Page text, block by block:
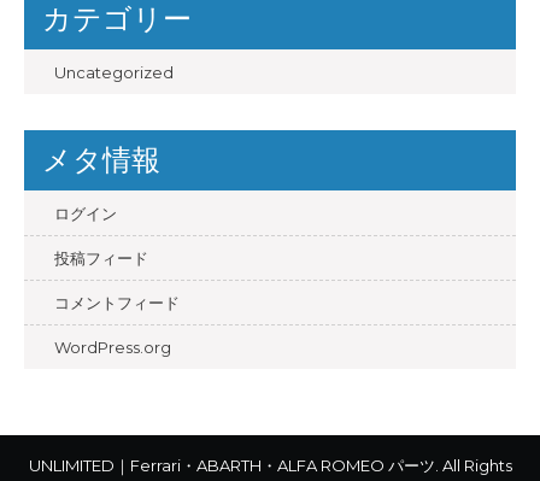
カテゴリー
Uncategorized
メタ情報
ログイン
投稿フィード
コメントフィード
WordPress.org
UNLIMITED｜Ferrari・ABARTH・ALFA ROMEO パーツ. All Rights